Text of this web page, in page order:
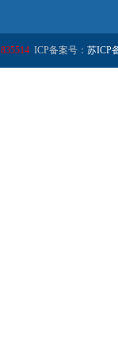
835514 ICP备案号： 苏ICP